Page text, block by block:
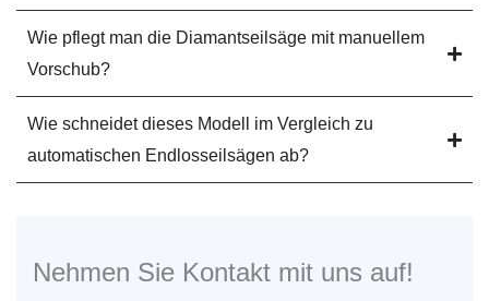
Wie pflegt man die Diamantseilsäge mit manuellem
Vorschub?
Wie schneidet dieses Modell im Vergleich zu
automatischen Endlosseilsägen ab?
Nehmen Sie Kontakt mit uns auf!